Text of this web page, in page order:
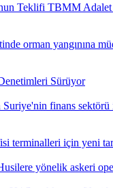
Teklifi TBMM
orman yangınına
Sürüyor
Suriye'nin finans
terminalleri için yeni
yönelik askeri